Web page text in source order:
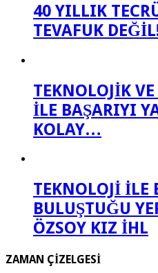
40 YILLIK
TEVAFUK
TEKNOLOJİK
İLE BAŞARIYI
KOLAY…
TEKNOLOJİ
BULUŞTUĞU
ÖZSOY KIZ İHL
ZAMAN ÇİZELGESİ